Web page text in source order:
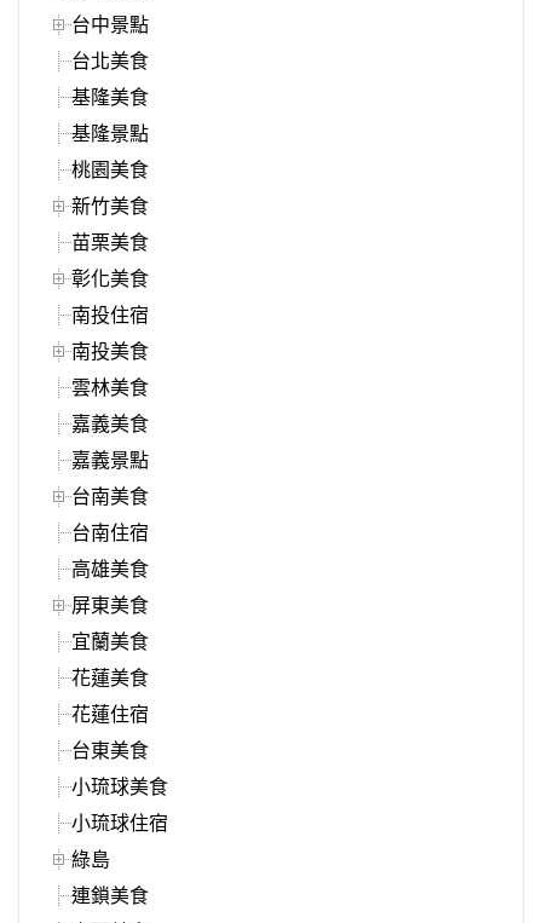
台中景點
台北美食
基隆美食
基隆景點
桃園美食
新竹美食
苗栗美食
彰化美食
南投住宿
南投美食
雲林美食
嘉義美食
嘉義景點
台南美食
台南住宿
高雄美食
屏東美食
宜蘭美食
花蓮美食
花蓮住宿
台東美食
小琉球美食
小琉球住宿
綠島
連鎖美食